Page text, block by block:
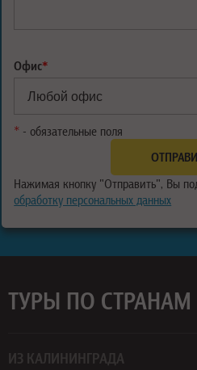
Офис*
* - обязательные поля
Нажимая кнопку "Отправить", Вы
обработку персональных данных
ТУРЫ ПО СТРАНАМ
ИЗ КАЛИНИНГРАДА